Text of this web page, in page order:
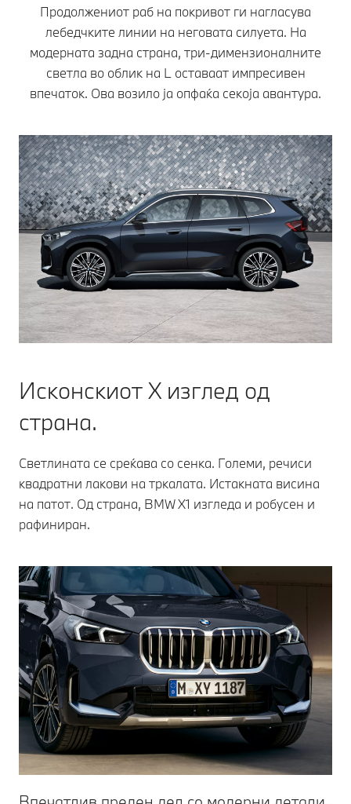
Продолжениот раб на покривот ги нагласува
лебедчките линии на неговата силуета. На
модерната задна страна, три-димензионалните
светла во облик на L оставаат импресивен
впечаток. Ова возило ја опфаќа секоја авантура.
Исконскиот X изглед од
страна.
Светлината се среќава со сенка. Големи, речиси
квадратни лакови на тркалата. Истакната висина
на патот. Од страна, BMW X1 изгледа и робусен и
рафиниран.